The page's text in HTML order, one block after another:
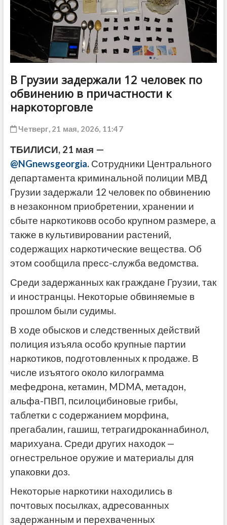
В Грузии задержали 12 человек по
обвинению в причастности к
наркоторговле
Четверг, 21 мая, 2026, 11:47
ТБИЛИСИ, 21 мая —
@NGnewsgeorgia.Сотрудники Центрального
департамента криминальной полиции МВД
Грузии задержали 12 человек по обвинению
в незаконном приобретении, хранении и
сбыте наркотиковв особо крупном размере, а
также в культивировании растений,
содержащих наркотические вещества. Об
этом сообщила пресс-служба ведомства.
Среди задержанных как граждане Грузии, так
и иностранцы. Некоторые обвиняемые в
прошлом были судимы.
В ходе обысков и следственных действий
полиция изъяла особо крупные партии
наркотиков, подготовленных к продаже. В
числе изъятого около килограмма
мефедрона, кетамин, MDMA, метадон,
альфа-ПВП, псилоцибиновые грибы,
таблетки с содержанием морфина,
прегабалин, гашиш, тетрагидроканнабинол,
марихуана. Среди других находок —
огнестрельное оружие и материалы для
упаковки доз.
Некоторые наркотики находились в
почтовых посылках, адресованных
задержанным и перехваченных